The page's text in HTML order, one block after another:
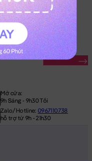
Săn Ngay
Mở cửa:
9h Sáng - 9h30 Tối
Zalo/Hotline:0967110738
hỗ trợ từ 9h - 21h30